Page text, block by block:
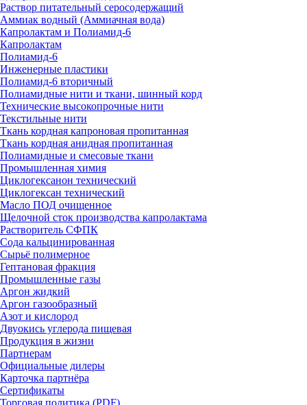
Раствор питательный серосодержащий
Аммиак водный (Аммиачная вода)
Капролактам и Полиамид-6
Капролактам
Полиамид-6
Инженерные пластики
Полиамид-6 вторичный
Полиамидные нити и ткани, шинный корд
Технические высокопрочные нити
Текстильные нити
Ткань кордная капроновая пропитанная
Ткань кордная анидная пропитанная
Полиамидные и смесовые ткани
Промышленная химия
Циклогексанон технический
Циклогексан технический
Масло ПОД очищенное
Щелочной сток производства капролактама
Растворитель СФПК
Сода кальцинированная
Сырьё полимерное
Гептановая фракция
Промышленные газы
Аргон жидкий
Аргон газообразный
Азот и кислород
Двуокись углерода пищевая
Продукция в жизни
Партнерам
Официальные дилеры
Карточка партнёра
Сертификаты
Торговая политика (PDF)